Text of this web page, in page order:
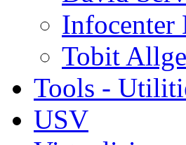
Infocenter
Tobit
Tools -
USV